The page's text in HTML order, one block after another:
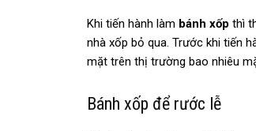
Khi tiến hành làm bánh xốp thì
nhà xốp bỏ qua. Trước khi tiến
mặt trên thị trường bao nhiêu
Bánh xốp để rước lễ